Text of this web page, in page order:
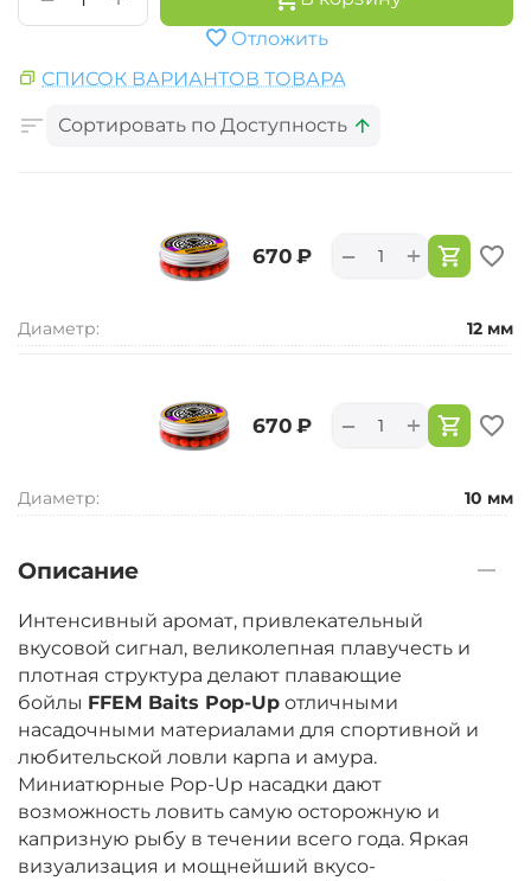
Отложить
СПИСОК ВАРИАНТОВ ТОВАРА
Сортировать по Доступность
‍670‍ ₽ +
−
Диаметр: 12 мм
‍670‍ ₽ +
−
Диаметр: 10 мм
Описание
Интенсивный аромат, привлекательный
вкусовой сигнал, великолепная плавучесть и
плотная структура делают плавающие
бойлы FFEM Baits Pop-Up отличными
насадочными материалами для спортивной и
любительской ловли карпа и амура.
Миниатюрные Pop-Up насадки дают
возможность ловить самую осторожную и
капризную рыбу в течении всего года. Яркая
визуализация и мощнейший вкусо-